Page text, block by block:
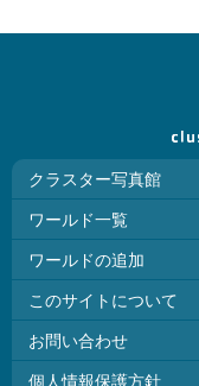
クラスター写真館
ワールド一覧
ワールドの追加
このサイトについて
お問い合わせ
個人情報保護方針